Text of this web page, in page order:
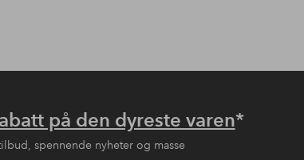
på den dyreste varen*
spennende nyheter og masse